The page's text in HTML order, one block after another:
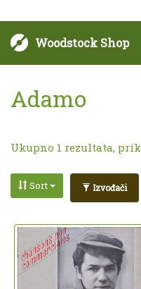
Woodstock Shop
Adamo
Ukupno 1 rezultata,
Sort Izvođači